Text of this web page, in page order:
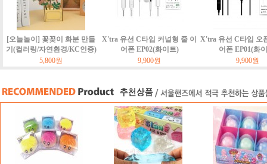
[오늘놀이] 꽃꽂이 화분 만들
기(컬러링/자연환경/KC인증)
5,800원
X'tra 유선 C타입 커널형 줄 이
어폰 EP02(화이트)
9,900원
X'tra 유선 C타입 오
어폰 EP01(화
9,900원